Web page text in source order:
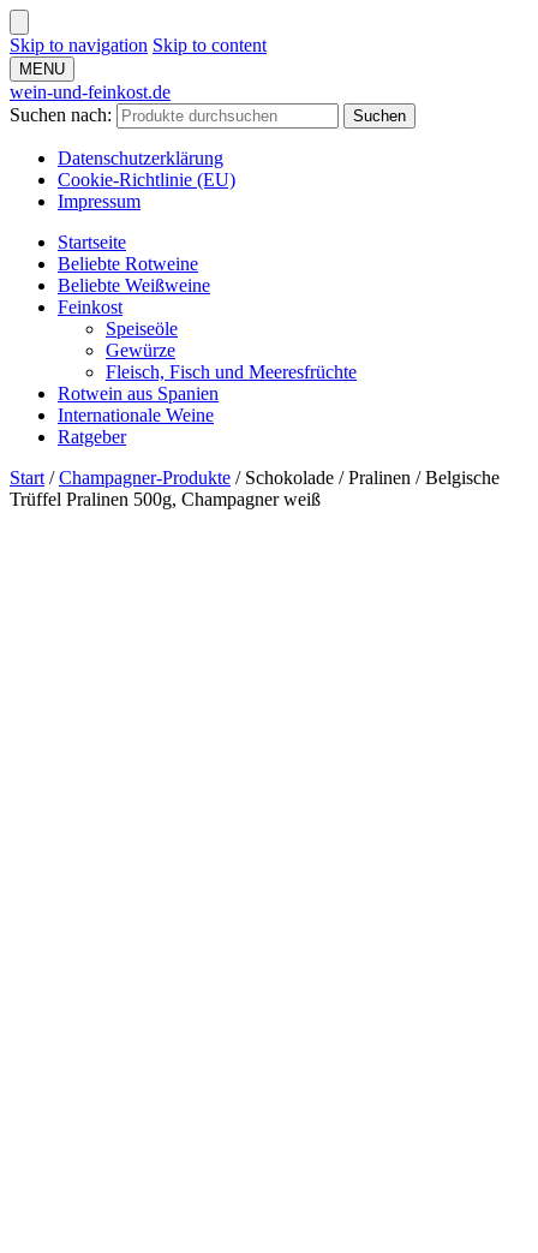
Skip to navigation Skip to content
MENU
wein-und-feinkost.de
Suchen nach:
Suchen
Datenschutzerklärung
Cookie-Richtlinie (EU)
Impressum
Startseite
Beliebte Rotweine
Beliebte Weißweine
Feinkost
Speiseöle
Gewürze
Fleisch, Fisch und Meeresfrüchte
Rotwein aus Spanien
Internationale Weine
Ratgeber
Start /Champagner-Produkte / Schokolade / Pralinen / Belgische
Trüffel Pralinen 500g, Champagner weiß